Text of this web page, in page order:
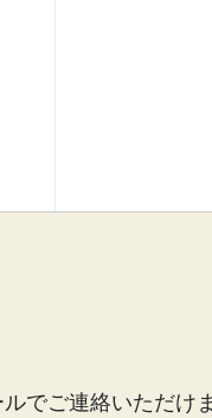
でご連絡いただけ